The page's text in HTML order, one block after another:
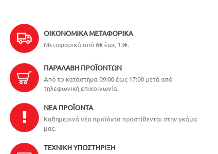
ΟΙΚΟΝΟΜΙΚΆ ΜΕΤΑΦΟΡΙΚΆ
Μεταφορικά από 6€ έως 13€.
ΠΑΡΑΛΑΒΉ ΠΡΟΪΌΝΤΩΝ
Από το κατάστημα 09:00 έως 17:00 μετά από
τηλεφωνική επικοινωνία.
ΝΈΑ ΠΡΟΪΌΝΤΑ
Καθημερινά νέα προϊόντα προστίθενται στην γκάμα
μας.
ΤΕΧΝΙΚΉ ΥΠΟΣΤΉΡΙΞΗ